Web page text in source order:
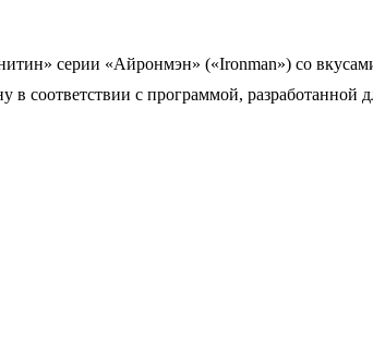
серии «Айронмэн» («Ironman») со
соответствии с программой,